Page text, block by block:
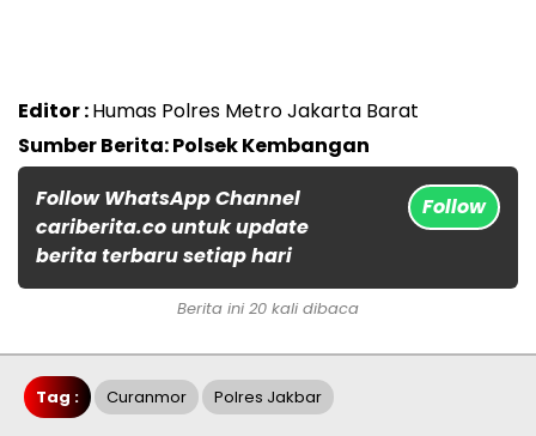
Editor :Humas Polres Metro Jakarta Barat
Sumber Berita: Polsek Kembangan
Follow WhatsApp Channel
cariberita.co untuk update
berita terbaru setiap hari
Follow
Berita ini 20 kali dibaca
Tag : Curanmor Polres Jakbar